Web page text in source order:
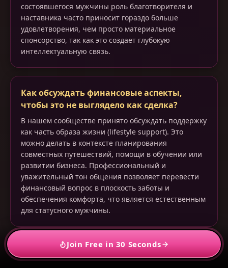
состоявшегося мужчины роль благотворителя и
наставника часто приносит гораздо больше
удовлетворения, чем просто материальное
спонсорство, так как это создает глубокую
интеллектуальную связь.
Как обсуждать финансовые аспекты,
чтобы это не выглядело как сделка?
В нашем сообществе принято обсуждать поддержку
как часть образа жизни (lifestyle support). Это
можно делать в контексте планирования
совместных путешествий, помощи в обучении или
развитии бизнеса. Профессиональный и
уважительный тон общения позволяет перевести
финансовый вопрос в плоскость заботы и
обеспечения комфорта, что является естественным
для статусного мужчины.
Join Free in 30 Seconds